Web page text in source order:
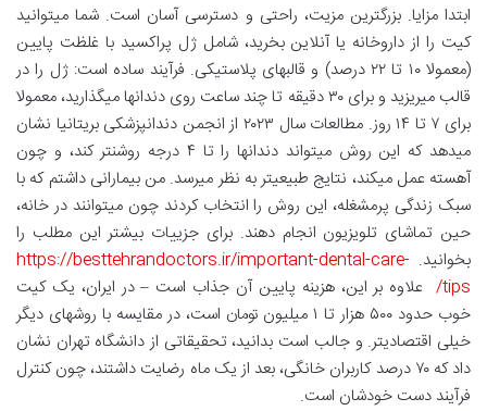
ابتدا مزایا. بزرگترین مزیت، راحتی و دسترسی آسان است. شما میتوانید
کیت را از داروخانه یا آنلاین بخرید، شامل ژل پراکسید با غلظت پایین
(معمولا ۱۰ تا ۲۲ درصد) و قالبهای پلاستیکی. فرآیند ساده است: ژل را در
قالب میریزید و برای ۳۰ دقیقه تا چند ساعت روی دندانها میگذارید، معمولا
برای ۷ تا ۱۴ روز. مطالعات سال ۲۰۲۳ از انجمن دندانپزشکی بریتانیا نشان
میدهد که این روش میتواند دندانها را تا ۴ درجه روشنتر کند، و چون
آهسته عمل میکند، نتایج طبیعیتر به نظر میرسد. من بیمارانی داشتم که با
سبک زندگی پرمشغله، این روش را انتخاب کردند چون میتوانند در خانه،
حین تماشای تلویزیون انجام دهند. برای جزییات بیشتر این مطلب را
بخوانید. https://besttehrandoctors.ir/important-dental-care-
tips/
علاوه بر این، هزینه پایین آن جذاب است – در ایران، یک کیت
خوب حدود ۵۰۰ هزار تا ۱ میلیون تومان است، در مقایسه با روشهای دیگر
خیلی اقتصادیتر. و جالب است بدانید، تحقیقاتی از دانشگاه تهران نشان
داد که ۷۰ درصد کاربران خانگی، بعد از یک ماه رضایت داشتند، چون کنترل
فرآیند دست خودشان است.